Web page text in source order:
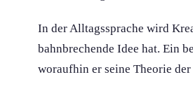
In der Alltagssprache wird
bahnbrechende Idee hat. Ein
woraufhin er seine Theorie